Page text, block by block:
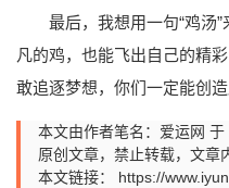
最后，我想用一句“鸡汤
凡的鸡，也能飞出自己的精
敢追逐梦想，你们一定能创
本文由作者笔名：爱运网
原创文章，禁止转载，文章
本文链接： https://